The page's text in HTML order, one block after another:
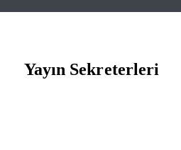
Yayın Sekreterleri